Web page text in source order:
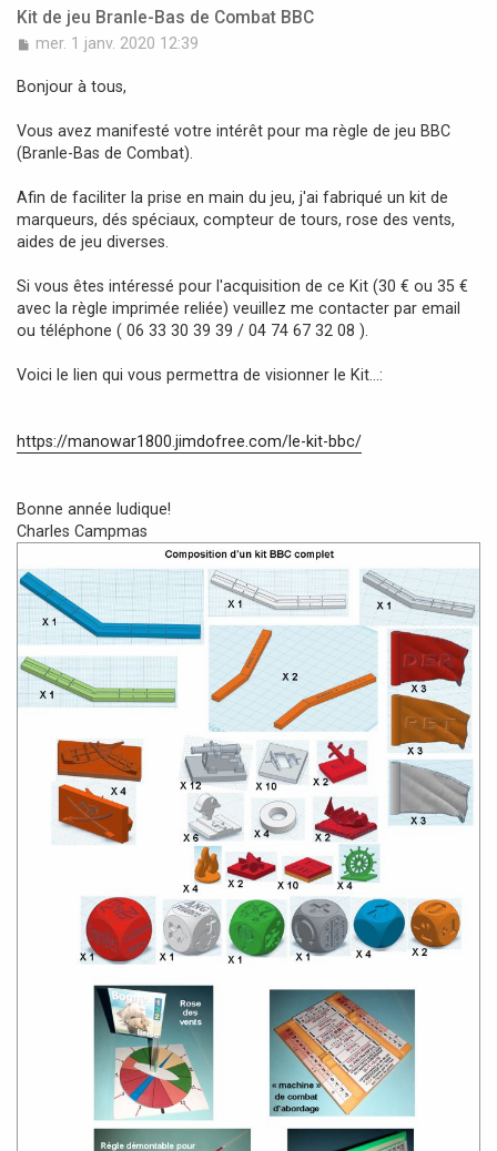
Kit de jeu Branle-Bas de Combat BBC
M
s
g
e
mer. 1 janv. 2020 12:39
Bonjour à tous,
Vous avez manifesté votre intérêt pour ma règle de jeu BBC
(Branle-Bas de Combat).
Afin de faciliter la prise en main du jeu, j'ai fabriqué un kit de
marqueurs, dés spéciaux, compteur de tours, rose des vents,
aides de jeu diverses.
Si vous êtes intéressé pour l'acquisition de ce Kit (30 € ou 35 €
avec la règle imprimée reliée) veuillez me contacter par email
ou téléphone ( 06 33 30 39 39 / 04 74 67 32 08 ).
Voici le lien qui vous permettra de visionner le Kit...:
https://manowar1800.jimdofree.com/le-kit-bbc/
Bonne année ludique!
Charles Campmas